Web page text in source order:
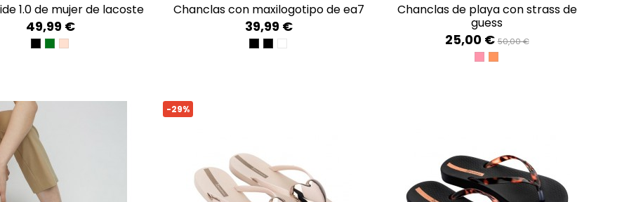
1.0 de mujer de lacoste
49,99 €
BLK/WHT
WHT/GRN
LT PNK/BURG
chanclas con maxilogotipo de ea7
39,99 €
BLACK BEAUTY
BLACK/GOLD
WHITE+BLACK+BLACK
chanclas de playa con strass de
guess
25,00 € 50,00 €
STRIKING FUCHSIA
SUMMER ROSE
-29%